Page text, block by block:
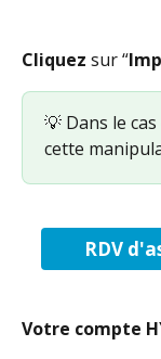
Cliquez sur “
💡 Dans le
cette
RDV
Votre compte